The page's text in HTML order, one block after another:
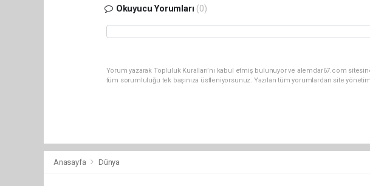
Okuyucu Yorumları (0)
Yorum yazarak Topluluk Kuralları’nı kabul etmiş bulunuyor ve alemdar67.com
tüm sorumluluğu tek başınıza üstleniyorsunuz. Yazılan tüm yorumlardan site
Anasayfa Dünya